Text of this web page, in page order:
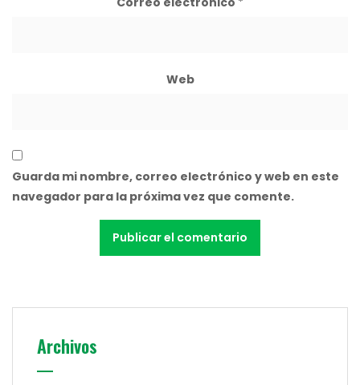
Web
Guarda mi nombre, correo electrónico y web en este
navegador para la próxima vez que comente.
Archivos